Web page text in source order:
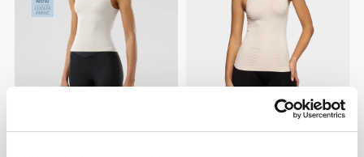
€24.99
€14.00 €27.99
50%